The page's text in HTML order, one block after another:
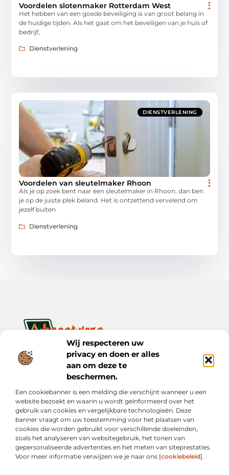
Wij respecteren uw
privacy en doen er alles
aan om deze te
beschermen.
Een cookiebanner is een melding die verschijnt wanneer u een
website bezoekt en waarin u wordt geïnformeerd over het
gebruik van cookies en vergelijkbare technologieën. Deze
banner vraagt om uw toestemming voor het plaatsen van
cookies die worden gebruikt voor verschillende doeleinden,
zoals het analyseren van websitegebruik, het tonen van
gepersonaliseerde advertenties en het meten van siteprestaties.
Voor meer informatie verwijzen we je naar ons [cookiebeleid].
Voordelen slotenmaker Rotterdam West
Het hebben van een goede beveiliging is van groot belang in
de huidige tijden. Als het gaat om het beveiligen van je huis of
bedrijf,
Dienstverlening
DIENSTVERLENING
Voordelen van sleutelmaker Rhoon
Als je op zoek bent naar een sleutelmaker in Rhoon, dan ben
je op de juiste plek beland. Het is ontzettend vervelend om
jezelf buiten
Dienstverlening
Ontwerp je dagelijks leven met inspiratie en verhalen.
Ontdek praktische tips, creatieve ideeën en waardevolle
inzichten op Bnontwerp.nl.
Bericht categorie
Onze informatie